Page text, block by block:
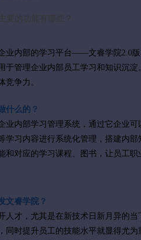
要的功能有哪些？
业内部的学习平台——文睿学院2.0
于管理企业内部员工学习和知识沉淀
竞争力。
什么的？
业内部学习管理系统，通过它企业
学习内容进行系统化管理，搭建内
和对应的学习课程、图书，让员工职
文睿学院？
人才，尤其是在新技术日新月异的
同时提升员工的技能水平就显得尤